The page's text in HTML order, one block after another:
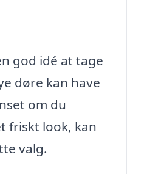
god idé at tage
døre kan have
om du
friskt look, kan
valg.